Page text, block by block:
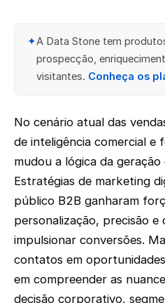
✦A Data Stone tem
prospecção,
visitantes. Conheça os
No cenário atual das
de inteligência comercial e
mudou a lógica da
Estratégias de marketing
público B2B ganharam
personalização, precisão e
impulsionar conversões.
contatos em
em compreender as
decisão corporativo,